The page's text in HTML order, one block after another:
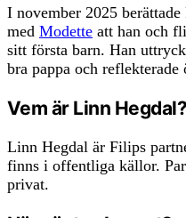
I november 2025
med Modette att han och
sitt första barn. Han
bra pappa och reflekterade
Vem är Linn Hegdal?
Linn Hegdal är Filips
finns i offentliga källor.
privat.